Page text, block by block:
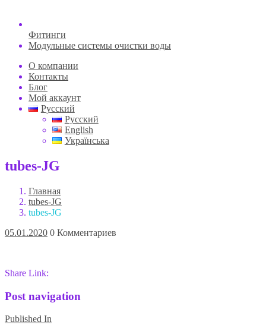
Фитинги
Модульные системы очистки воды
О компании
Контакты
Блог
Мой аккаунт
Русский
Русский
English
Українська
tubes-JG
Главная
tubes-JG
tubes-JG
05.01.2020 0 Комментариев
Share Link:
Post navigation
Published In